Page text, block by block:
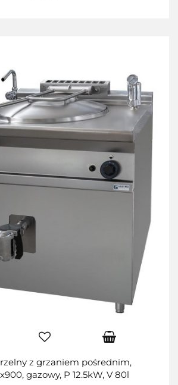
z grzaniem pośrednim,
gazowy, P 12.5kW, V 80l